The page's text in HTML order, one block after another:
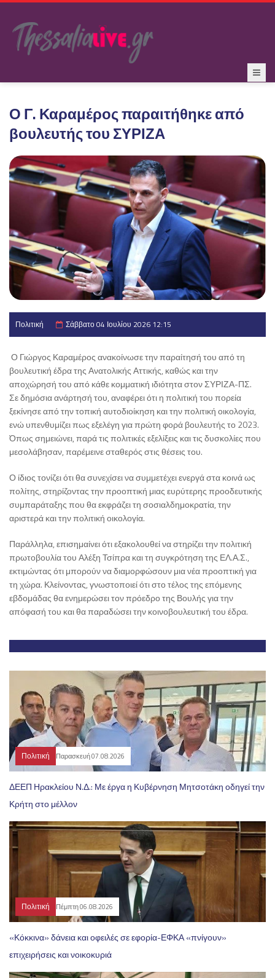
Ο Γ. Καραμέρος παραιτήθηκε από
βουλευτής του ΣΥΡΙΖΑ
Πολιτική Σάββατο 04 Ιουλίου 2026 12:15
Ο Γιώργος Καραμέρος ανακοίνωσε την παραίτησή του από τη
βουλευτική έδρα της Ανατολικής Αττικής, καθώς και την
αποχώρησή του από κάθε κομματική ιδιότητα στον ΣΥΡΙΖΑ-ΠΣ.
Σε δημόσια ανάρτησή του, αναφέρει ότι η πολιτική του πορεία
ξεκίνησε από την τοπική αυτοδιοίκηση και την πολιτική οικολογία,
ενώ υπενθυμίζει πως εξελέγη για πρώτη φορά βουλευτής το 2023.
Όπως σημειώνει, παρά τις πολιτικές εξελίξεις και τις δυσκολίες που
μεσολάβησαν, παρέμεινε σταθερός στις θέσεις του.
Ο ίδιος τονίζει ότι θα συνεχίσει να συμμετέχει ενεργά στα κοινά ως
πολίτης, στηρίζοντας την προοπτική μιας ευρύτερης προοδευτικής
συμπαράταξης που θα εκφράζει τη σοσιαλδημοκρατία, την
αριστερά και την πολιτική οικολογία.
Παράλληλα, επισημαίνει ότι εξακολουθεί να στηρίζει την πολιτική
πρωτοβουλία του Αλέξη Τσίπρα και τη συγκρότηση της ΕΛ.Α.Σ.,
εκτιμώντας ότι μπορούν να διαμορφώσουν μια νέα προοπτική για
τη χώρα. Κλείνοντας, γνωστοποιεί ότι στο τέλος της επόμενης
εβδομάδας θα ενημερώσει τον πρόεδρο της Βουλής για την
απόφασή του και θα παραδώσει την κοινοβουλευτική του έδρα.
Πολιτική Παρασκευή 07.08.2026
ΔΕΕΠ Ηρακλείου Ν.Δ.: Με έργα η Κυβέρνηση Μητσοτάκη οδηγεί την
Κρήτη στο μέλλον
Πολιτική Πέμπτη 06.08.2026
«Κόκκινα» δάνεια και οφειλές σε εφορία-ΕΦΚΑ «πνίγουν»
επιχειρήσεις και νοικοκυριά